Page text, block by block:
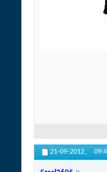
21-09-2012,